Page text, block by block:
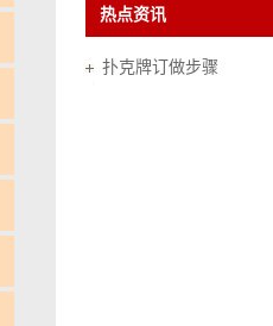
热点资讯
扑克牌订做步骤